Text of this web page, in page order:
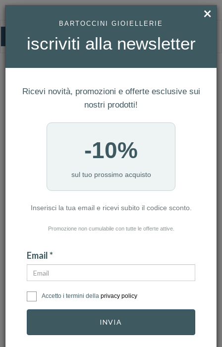
HOMEPAGE
GARMIN VENU® 3S PEBBLE GRAY & SLATE CON CINTURINO IN SILICONE
Garmin Venu® 3S Pebble Gray & Slate
con cinturino in silicone 41 mm Ref.
010-02785-00
×
BARTOCCINI GIOIELLERIE
iscriviti alla newsletter
Ricevi novità, promozioni e offerte esclusive sui
nostri prodotti!
-10%
sul tuo prossimo acquisto
Inserisci la tua email e ricevi subito il codice sconto.
Promozione non cumulabile con tutte le offerte attive.
Email *
Accetto i termini della privacy policy
INVIA